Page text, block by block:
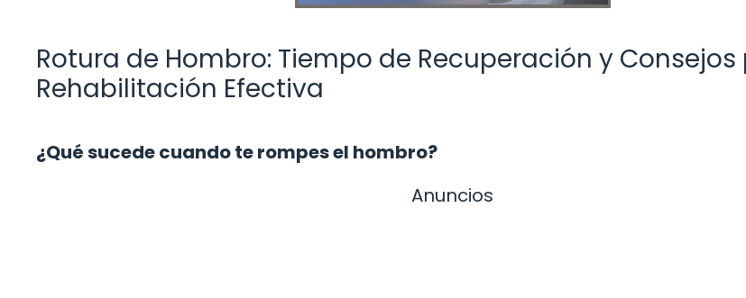
Rotura de Hombro: Tiempo de Recuperación y
Rehabilitación Efectiva
¿Qué sucede cuando te rompes el hombro?
Anuncios